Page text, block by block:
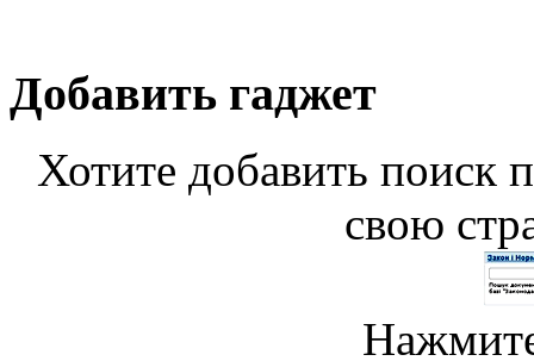
Добавить гаджет
Хотите добавить поиск
свою